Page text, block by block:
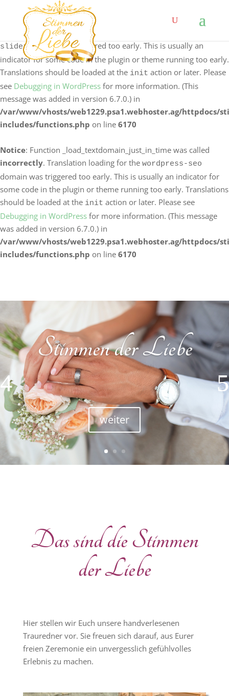
Notice: Function _load_textdomain_just_in_time was called
incorrectly. Translation loading for the
sliderdomain was triggered too early. This is usually an
indicator for some code in the plugin or theme running too early.
Translations should be loaded at the init action or later. Please
see Debugging in WordPress for more information. (This
message was added in version 6.7.0.) in
/var/www/vhosts/web1229.psa1.webhoster.ag/httpdocs/
includes/functions.php on line 6170
Notice: Function _load_textdomain_just_in_time was called
incorrectly. Translation loading for the wordpress-seo
domain was triggered too early. This is usually an indicator for
some code in the plugin or theme running too early. Translations
should be loaded at the init action or later. Please see
Debugging in WordPress for more information. (This message
was added in version 6.7.0.) in
/var/www/vhosts/web1229.psa1.webhoster.ag/httpdocs/
includes/functions.php on line 6170
Stimmen der Liebe
weiter
Das sind die Stimmen
der Liebe
Hier stellen wir Euch unsere handverlesenen
Trauredner vor. Sie freuen sich darauf, aus Eurer
freien Zeremonie ein unvergesslich gefühlvolles
Erlebnis zu machen.